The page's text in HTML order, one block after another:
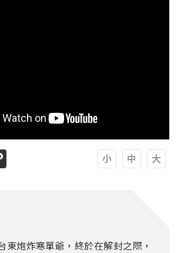
東炮炸寒單爺，終於在解封之際，